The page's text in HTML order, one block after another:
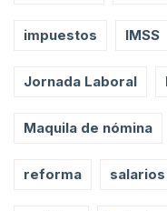
impuestos IMSS
Jornada Laboral
Maquila de nómina
reforma salarios